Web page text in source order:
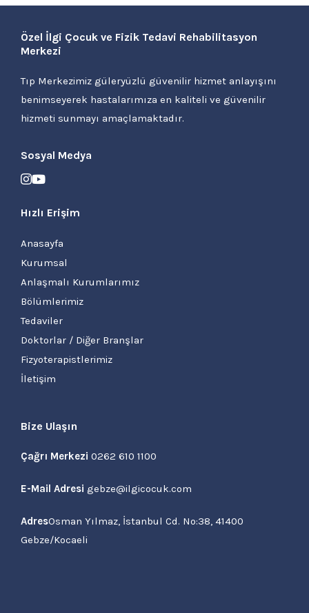
Özel İlgi Çocuk ve Fizik Tedavi Rehabilitasyon
Merkezi
Tıp Merkezimiz güleryüzlü güvenilir hizmet anlayışını
benimseyerek hastalarımıza en kaliteli ve güvenilir
hizmeti sunmayı amaçlamaktadır.
Sosyal Medya
Hızlı Erişim
Anasayfa
Kurumsal
Anlaşmalı Kurumlarımız
Bölümlerimiz
Tedaviler
Doktorlar / Diğer Branşlar
Fizyoterapistlerimiz
İletişim
Bize Ulaşın
Çağrı Merkezi 0262 610 1100
E-Mail Adresi gebze@ilgicocuk.com
AdresOsman Yılmaz, İstanbul Cd. No:38, 41400
Gebze/Kocaeli